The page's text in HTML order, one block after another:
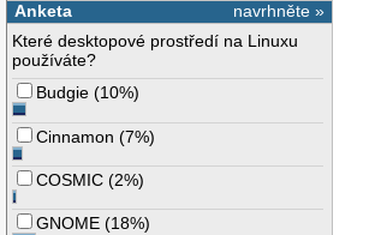
navrhněte »
Anketa
Které desktopové prostředí na Linuxu
používáte?
Budgie (10%)
Cinnamon (7%)
COSMIC (2%)
GNOME (18%)